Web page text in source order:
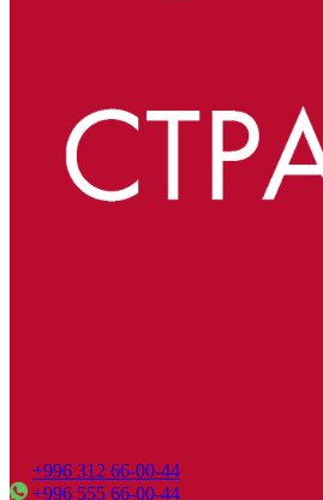
+996 312 66-00-44
+996 555 66-00-44